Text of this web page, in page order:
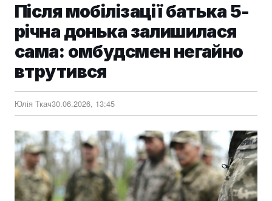
Після мобілізації батька 5-
річна донька залишилася
сама: омбудсмен негайно
втрутився
Юлія Ткач30.06.2026, 13:45